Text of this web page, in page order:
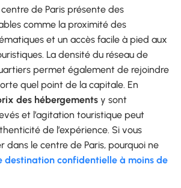
de Paris présente des
comme la proximité des
et un accès facile à pied aux
La densité du réseau de
permet également de rejoindre
quel point de la capitale. En
des hébergements y sont
et l’agitation touristique peut
de l’expérience. Si vous
dans le centre de Paris, pourquoi ne
destination confidentielle à moins de